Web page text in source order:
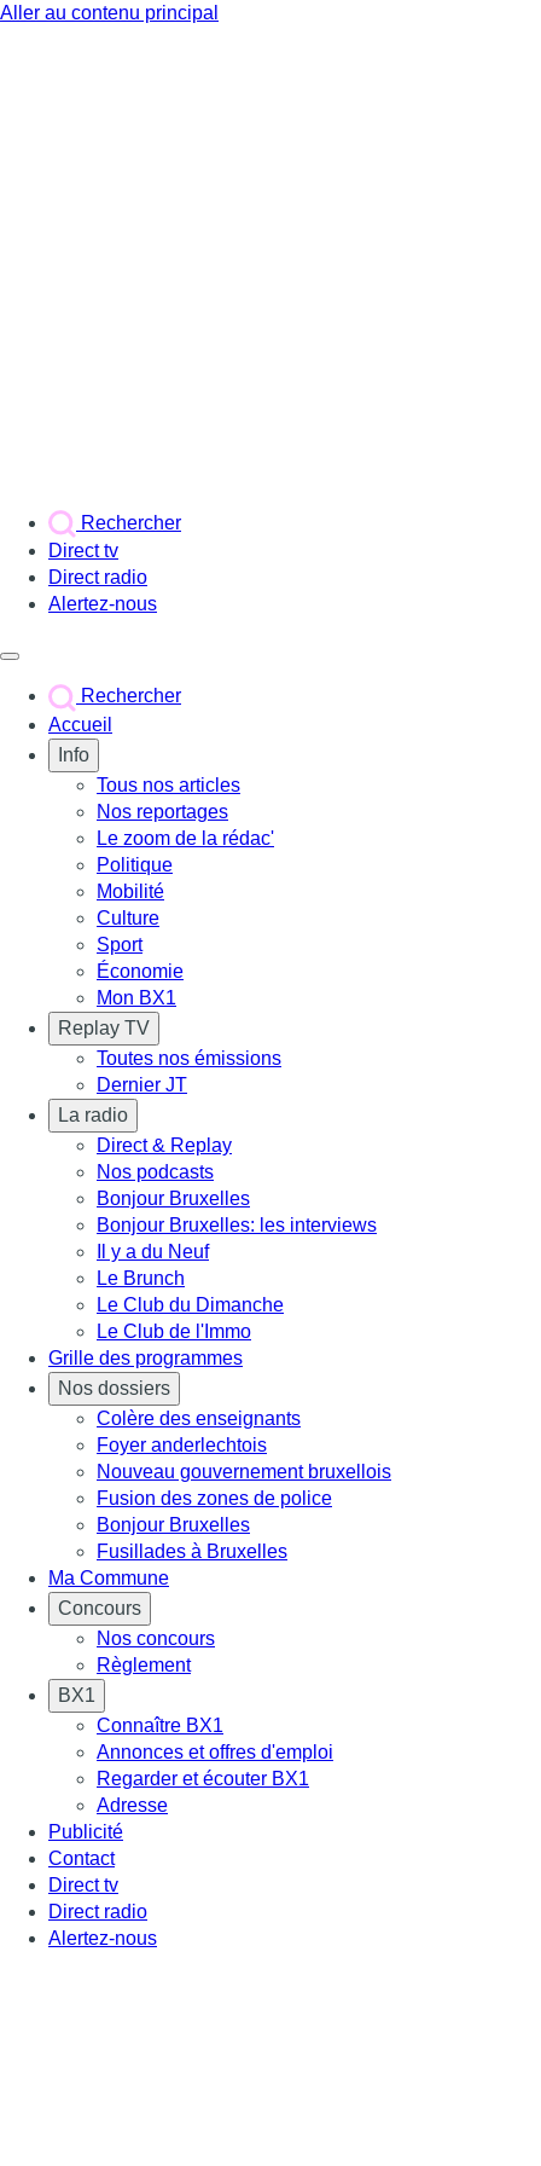
Aller au contenu principal
Rechercher
Direct tv
Direct radio
Alertez-nous
Rechercher
Accueil
Info
Tous nos articles
Nos reportages
Le zoom de la rédac'
Politique
Mobilité
Culture
Sport
Économie
Mon BX1
Replay TV
Toutes nos émissions
Dernier JT
La radio
Direct & Replay
Nos podcasts
Bonjour Bruxelles
Bonjour Bruxelles: les interviews
Il y a du Neuf
Le Brunch
Le Club du Dimanche
Le Club de l'Immo
Grille des programmes
Nos dossiers
Colère des enseignants
Foyer anderlechtois
Nouveau gouvernement bruxellois
Fusion des zones de police
Bonjour Bruxelles
Fusillades à Bruxelles
Ma Commune
Concours
Nos concours
Règlement
BX1
Connaître BX1
Annonces et offres d'emploi
Regarder et écouter BX1
Adresse
Publicité
Contact
Direct tv
Direct radio
Alertez-nous